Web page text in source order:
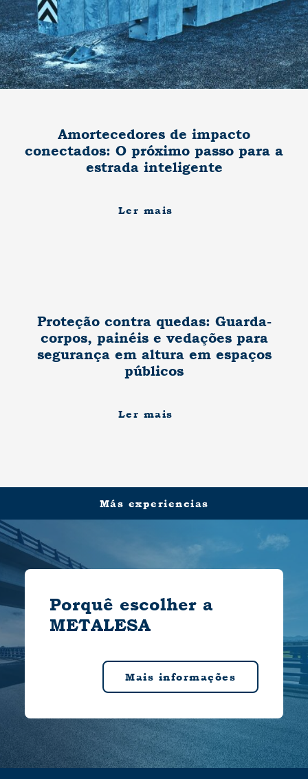
Amortecedores de impacto
conectados: O próximo passo para a
estrada inteligente
Ler mais
Proteção contra quedas: Guarda-
corpos, painéis e vedações para
segurança em altura em espaços
públicos
Ler mais
Más experiencias
Porquê escolher a
METALESA
Mais informações